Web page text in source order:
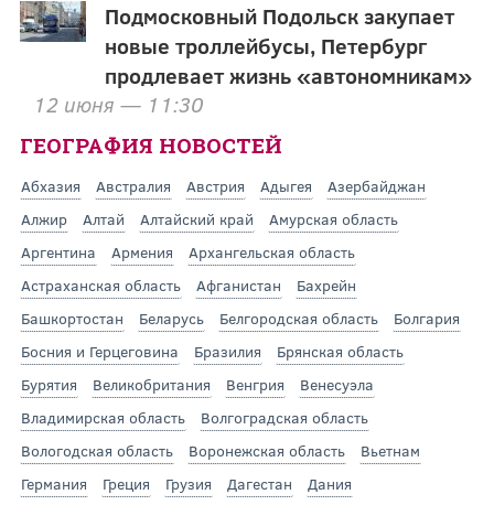
Подмосковный Подольск закупает
новые троллейбусы, Петербург
продлевает жизнь «автономникам»
12 июня — 11:30
ГЕОГРАФИЯ НОВОСТЕЙ
Абхазия Австралия Австрия Адыгея
Азербайджан
Алжир
Алтай Алтайский край
Амурская область
Аргентина
Армения
Архангельская область
Астраханская область
Афганистан
Бахрейн
Башкортостан
Беларусь Белгородская область
Болгария
Босния и Герцеговина
Бразилия
Брянская область
Бурятия
Великобритания Венгрия
Венесуэла
Владимирская область
Волгоградская область
Вологодская область
Воронежская область
Вьетнам
Германия
Греция Грузия Дагестан
Дания